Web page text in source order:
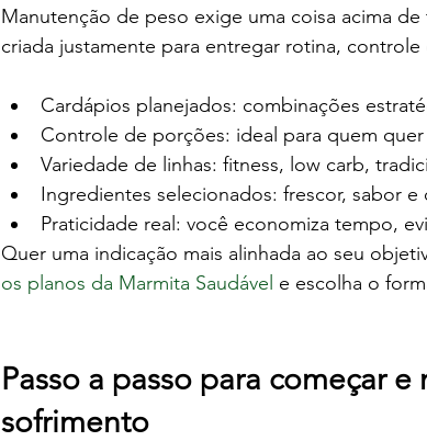
Manutenção de peso exige uma coisa acima
criada justamente para entregar rotina,
Cardápios planejados: combinações
Controle de porções: ideal para quem
Variedade de linhas: fitness, low carb,
Ingredientes selecionados: frescor, sabor
Praticidade real: você economiza tempo,
Quer uma indicação mais alinhada ao seu
os planos da Marmita Saudável e escolha o
Passo a passo para começar
sofrimento